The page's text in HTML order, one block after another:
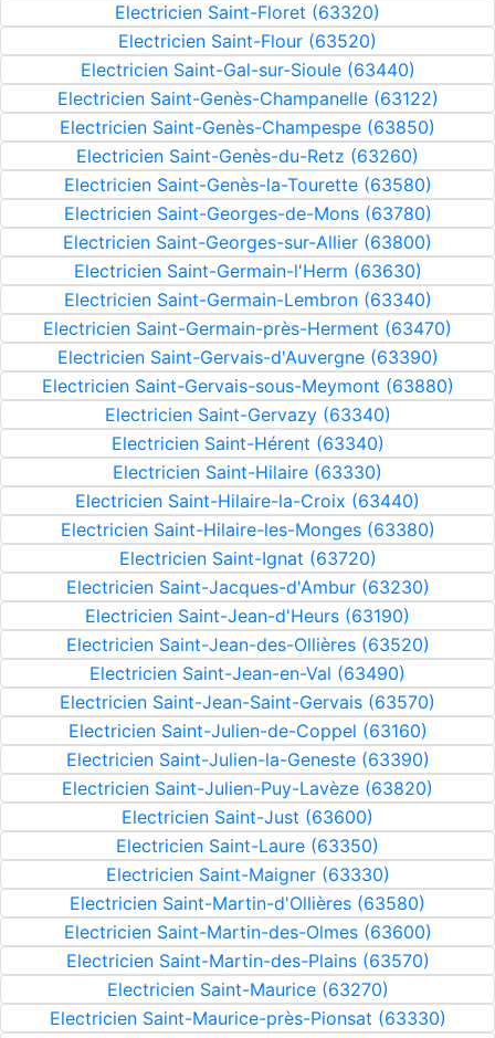
Electricien Saint-Floret (63320)
Electricien Saint-Flour (63520)
Electricien Saint-Gal-sur-Sioule (63440)
Electricien Saint-Genès-Champanelle (63122)
Electricien Saint-Genès-Champespe (63850)
Electricien Saint-Genès-du-Retz (63260)
Electricien Saint-Genès-la-Tourette (63580)
Electricien Saint-Georges-de-Mons (63780)
Electricien Saint-Georges-sur-Allier (63800)
Electricien Saint-Germain-l'Herm (63630)
Electricien Saint-Germain-Lembron (63340)
Electricien Saint-Germain-près-Herment (63470)
Electricien Saint-Gervais-d'Auvergne (63390)
Electricien Saint-Gervais-sous-Meymont (63880)
Electricien Saint-Gervazy (63340)
Electricien Saint-Hérent (63340)
Electricien Saint-Hilaire (63330)
Electricien Saint-Hilaire-la-Croix (63440)
Electricien Saint-Hilaire-les-Monges (63380)
Electricien Saint-Ignat (63720)
Electricien Saint-Jacques-d'Ambur (63230)
Electricien Saint-Jean-d'Heurs (63190)
Electricien Saint-Jean-des-Ollières (63520)
Electricien Saint-Jean-en-Val (63490)
Electricien Saint-Jean-Saint-Gervais (63570)
Electricien Saint-Julien-de-Coppel (63160)
Electricien Saint-Julien-la-Geneste (63390)
Electricien Saint-Julien-Puy-Lavèze (63820)
Electricien Saint-Just (63600)
Electricien Saint-Laure (63350)
Electricien Saint-Maigner (63330)
Electricien Saint-Martin-d'Ollières (63580)
Electricien Saint-Martin-des-Olmes (63600)
Electricien Saint-Martin-des-Plains (63570)
Electricien Saint-Maurice (63270)
Electricien Saint-Maurice-près-Pionsat (63330)